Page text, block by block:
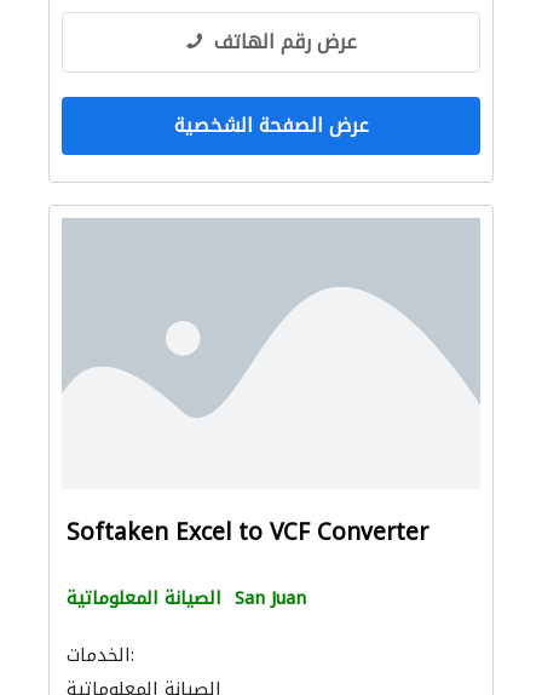
عرض رقم الهاتف
عرض الصفحة الشخصية
Softaken Excel to VCF Converter
الصيانة المعلوماتية San Juan
الخدمات: